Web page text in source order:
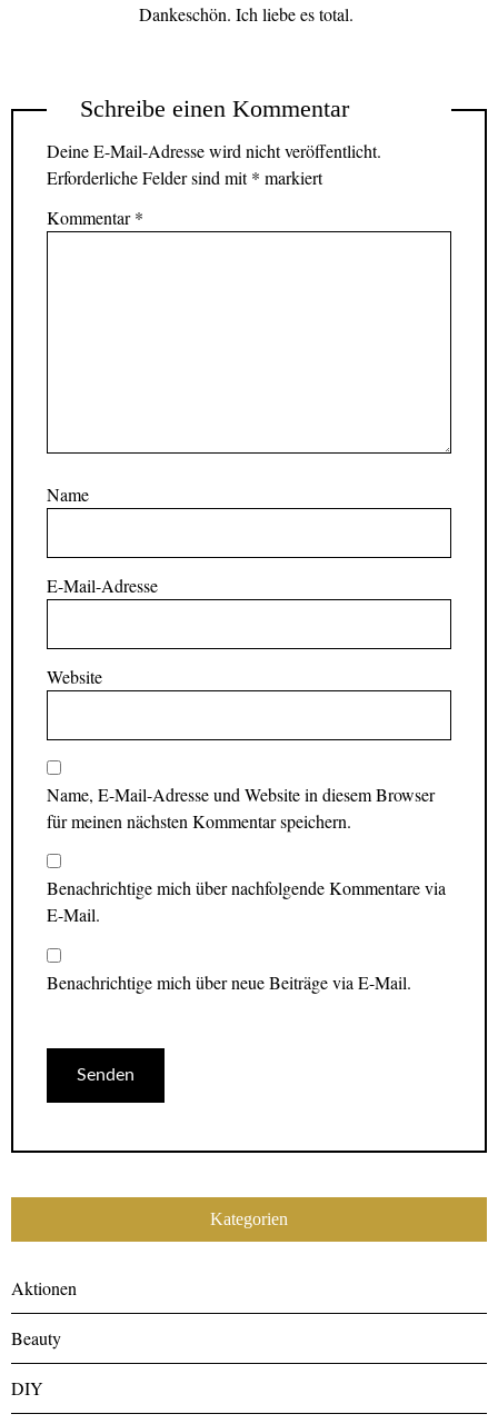
Dankeschön. Ich liebe es total.
Schreibe einen Kommentar
Deine E-Mail-Adresse wird nicht veröffentlicht.
Erforderliche Felder sind mit* markiert
Kommentar*
Name
E-Mail-Adresse
Website
Name, E-Mail-Adresse und Website in diesem Browser
für meinen nächsten Kommentar speichern.
Benachrichtige mich über nachfolgende Kommentare via
E-Mail.
Benachrichtige mich über neue Beiträge via E-Mail.
Kategorien
Aktionen
Beauty
DIY